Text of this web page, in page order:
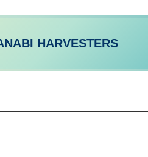
HARVESTERS